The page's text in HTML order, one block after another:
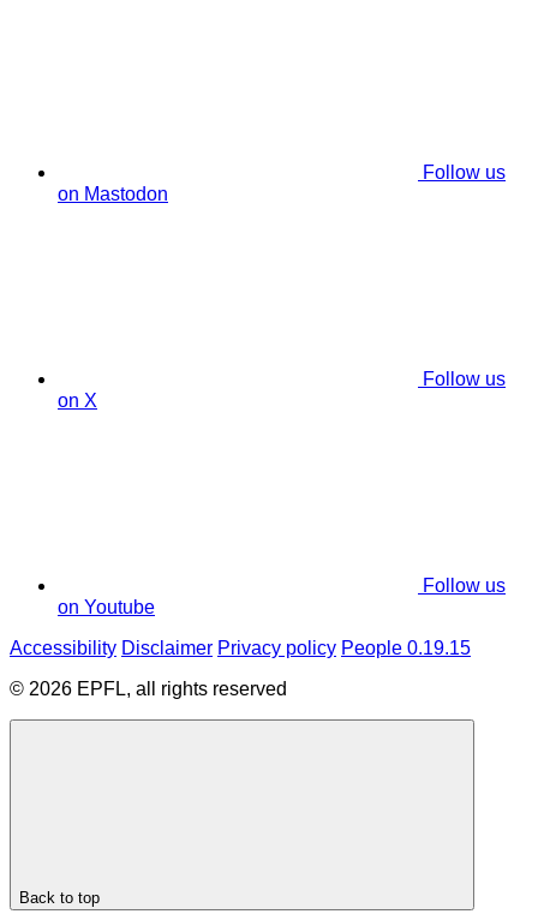
Follow us
on Mastodon
Follow us
on X
Follow us
on Youtube
Accessibility Disclaimer Privacy policy People 0.19.15
© 2026 EPFL, all rights reserved
Back to top